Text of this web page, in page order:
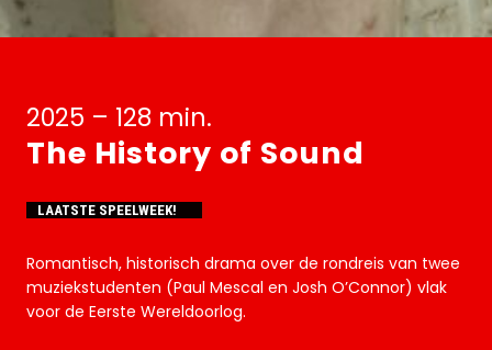
2025 – 128 min.
The History of Sound
LAATSTE SPEELWEEK!
Romantisch, historisch drama over de rondreis van twee
muziekstudenten (Paul Mescal en Josh O’Connor) vlak
voor de Eerste Wereldoorlog.